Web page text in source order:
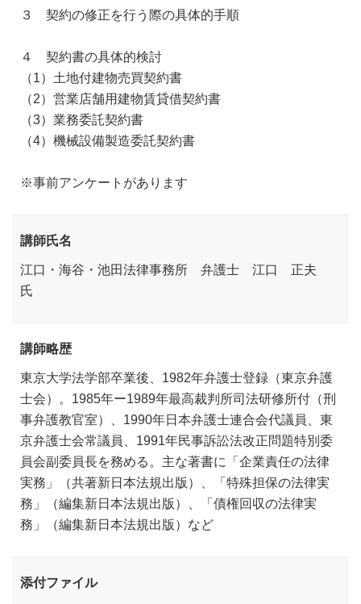
３ 契約の修正を行う際の具体的手順
４ 契約書の具体的検討
（1）土地付建物売買契約書
（2）営業店舗用建物賃貸借契約書
（3）業務委託契約書
（4）機械設備製造委託契約書
※事前アンケートがあります
講師氏名
江口・海谷・池田法律事務所 弁護士 江口 正夫
氏
講師略歴
東京大学法学部卒業後、1982年弁護士登録（東京弁護
士会）。1985年ー1989年最高裁判所司法研修所付（刑
事弁護教官室）、1990年日本弁護士連合会代議員、東
京弁護士会常議員、1991年民事訴訟法改正問題特別委
員会副委員長を務める。主な著書に「企業責任の法律
実務」（共著新日本法規出版）、「特殊担保の法律実
務」（編集新日本法規出版）、「債権回収の法律実
務」（編集新日本法規出版）など
添付ファイル